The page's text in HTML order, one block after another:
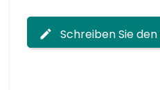
Schreiben Sie